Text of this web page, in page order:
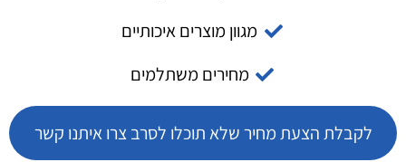
מגוון מוצרים איכותיים
מחירים משתלמים
לקבלת הצעת מחיר שלא תוכלו לסרב צרו איתנו קשר